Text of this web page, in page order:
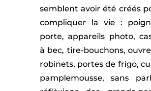
semblent avoir été créés
compliquer la vie :
porte, appareils photo,
à bec, tire-bouchons,
robinets, portes de frigo,
pamplemousse, sans